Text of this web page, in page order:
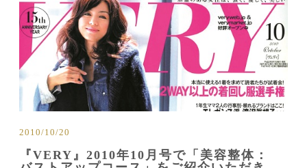
2010/10/20
『VERY』2010年10月号で「美容整体：